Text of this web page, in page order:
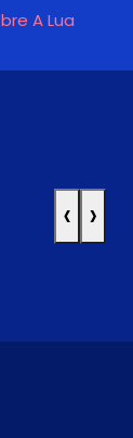
A Lua
‹ ›